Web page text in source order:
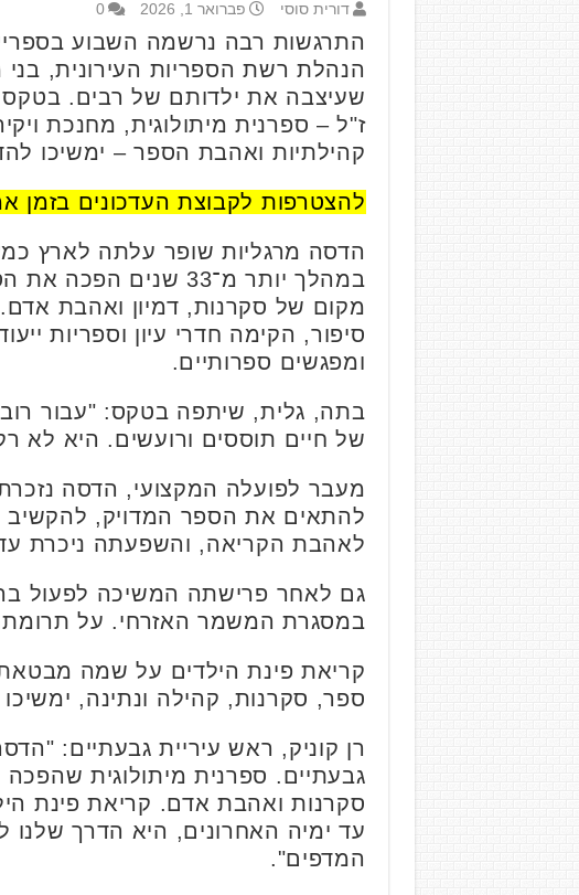
דורית סוסי פברואר 1, 2026 0
התרגשות רבה נרשמה השבוע
הנהלת רשת הספריות העירונית,
שעיצבה את ילדותם של רבים. בטקס
ז"ל – ספרנית מיתולוגית, מחנכת
קהילתיות ואהבת הספר – ימשיכו
להצטרפות לקבוצת העדכונים בזמן
במהלך יותר מ־33
מקום של סקרנות, דמיון ואהבת
סיפור, הקימה חדרי עיון וספריות
ומפגשים ספרותיים.
בתה, גלית, שיתפה בטקס: "עבור
של חיים תוססים ורועשים. היא
מעבר לפועלה המקצועי, הדסה נזכרת
להתאים את הספר המדויק, להקשיב
לאהבת הקריאה, והשפעתה ניכרת
גם לאחר פרישתה המשיכה לפעול
במסגרת המשמר האזרחי. על
קריאת פינת הילדים על שמה
ספר, סקרנות, קהילה ונתינה,
רן קוניק, ראש עיריית גבעתיים:
גבעתיים. ספרנית מיתולוגית
סקרנות ואהבת אדם. קריאת פינת
עד ימיה האחרונים, היא הדרך שלנו
המדפים".